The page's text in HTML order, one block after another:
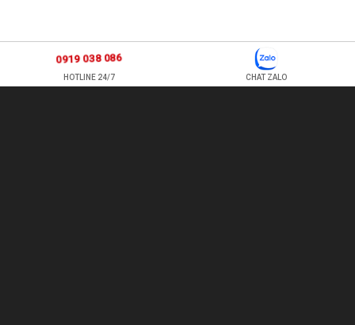
0919 038 086
HOTLINE 24/7 CHAT ZALO